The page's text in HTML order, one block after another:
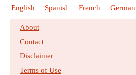
English Spanish French German
About
Contact
Disclaimer
Terms of Use